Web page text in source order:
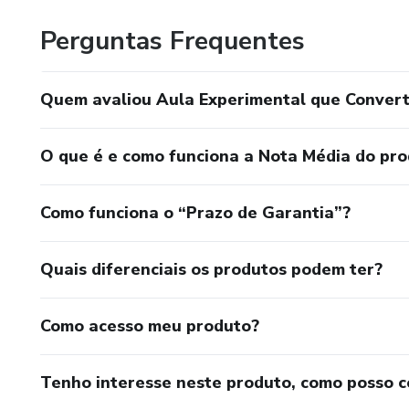
Perguntas Frequentes
Quem avaliou Aula Experimental que
O que é e como funciona a Nota Média do
Como funciona o “Prazo de Garantia”?
Quais diferenciais os produtos podem ter?
Como acesso meu produto?
Tenho interesse neste produto, como posso